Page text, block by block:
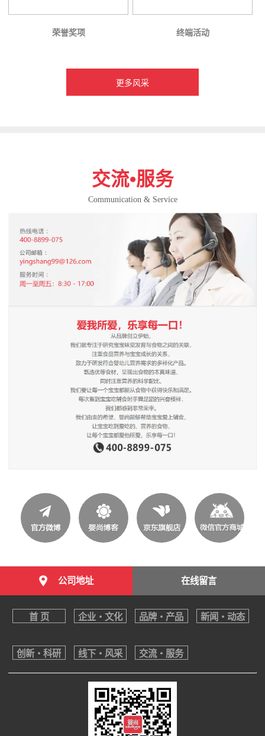
荣誉奖项 终端活动
更多风采
交流•服务
Communication & Service
公司地址 在线留言
首 页 企业・文化 品牌・产品 新闻・动态
创新・科研 线下・风采 交流・服务